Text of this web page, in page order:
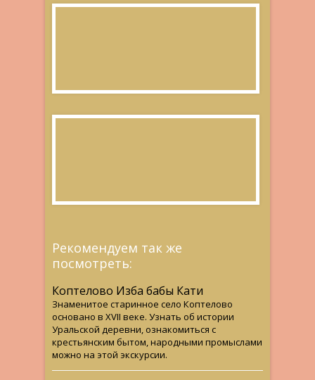
Рекомендуем так же
посмотреть:
Коптелово Изба бабы Кати
Знаменитое старинное село Коптелово
основано в XVII веке. Узнать об истории
Уральской деревни, ознакомиться с
крестьянским бытом, народными промыслами
можно на этой экскурсии.